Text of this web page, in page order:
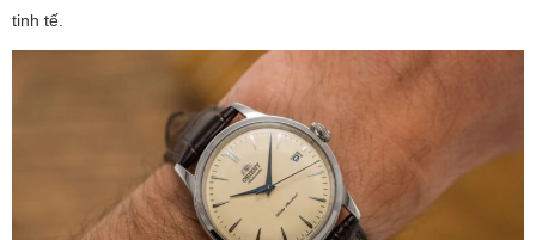
tinh tế.